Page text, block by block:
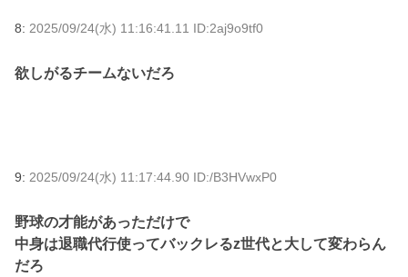
8: 2025/09/24(水) 11:16:41.11 ID:2aj9o9tf0
欲しがるチームないだろ
9: 2025/09/24(水) 11:17:44.90 ID:/B3HVwxP0
野球の才能があっただけで
中身は退職代行使ってバックレるz世代と大して変わらん
だろ